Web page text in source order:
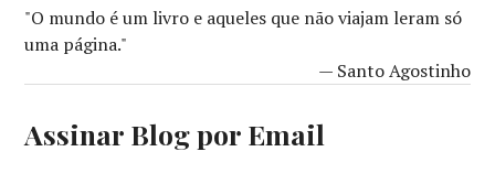
"O mundo é um livro e aqueles que não viajam leram só
uma página."
— Santo Agostinho
Assinar Blog por Email